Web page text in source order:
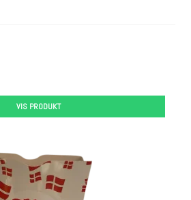
VIS PRODUKT